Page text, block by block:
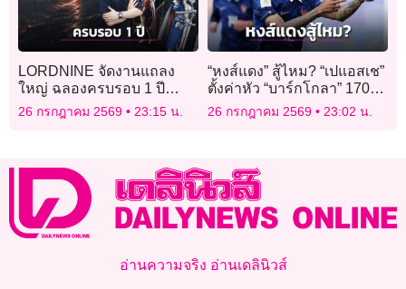
LORDNINE จัดงานแถลง
ใหญ่ ฉลองครบรอบ 1 ปี
พร้อมเปิดตัวเซิร์ฟฯ ใหม่
“Helena”
26 กรกฎาคม 2569 23:15 น.
“หงส์แดง” สู้ไหม? “เปแอสเช”
ตั้งค่าหัว “บาร์กโกลา” 170
ล้านยูโร
26 กรกฎาคม 2569 23:02 น.
อ่านความจริง อ่านเดลินิวส์